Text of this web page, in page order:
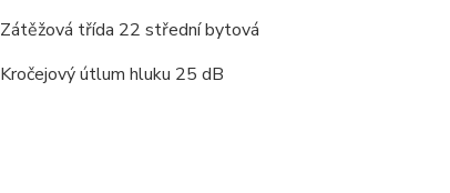
Zátěžová třída 22 střední bytová
Kročejový útlum hluku 25 dB